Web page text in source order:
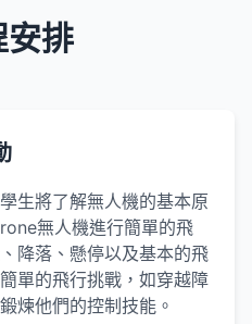
安排
生將了解無人機的基本原
無人機進行簡單的飛
降落、懸停以及基本的飛
單的飛行挑戰，如穿越障
煉他們的控制技能。